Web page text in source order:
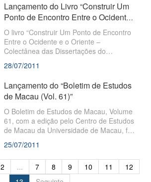
recentemente publicado. Adoptando uma
atitude liberta, tolerante e aberta, o
boletim criou uma plataforma de criações
artísticas no âmbito de poesia.
Lançamento do Livro “Construir Um
Ponto de Encontro Entre o Ocidente
e o Oriente – Colectânea das Di...
O livro “Construir Um Ponto de Encontro
Entre o Ocidente e o Oriente –
Colectânea das Dissertações do
Seminário Comemorativo do 200.º
Aniversário da Chegada à China de
por Zhang Xiping, Wu Zhiliang e Anthony
Ferguson, foi recentemente publicado
por Foreign Languanges Teaching and
Research Press.
28/07/2011
Lançamento do “Boletim de Estudos
de Macau (Vol. 61)”
O Boletim de Estudos de Macau, Volume
61, com a edição pelo Centro de Estudos
de Macau da Universidade de Macau, foi
recentemente publicado pela Fundação
Macau. Este Boletim, com base nos
princípios da adopção duma atitude
prudente, pragmática e criativa, tem por
objectivo juntar as dissertações das
25/07/2011
2 ... 7 8 9 10 11
12